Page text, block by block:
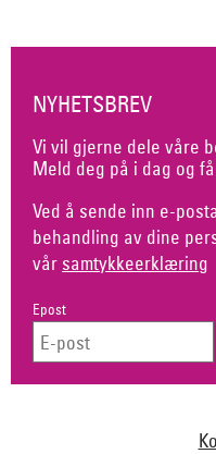
NYHETSBREV
Vi vil gjerne dele våre
Meld deg på i dag og
Ved å sende inn e-
behandling av dine
vår samtykkeerklæring
Epost